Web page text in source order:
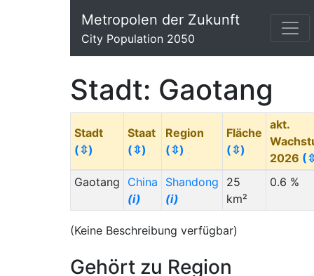
Metropolen der Zukunft
City Population 2050
Stadt: Gaotang
Stadt
(⇳)
Staat
(⇳)
Region
(⇳)
Fläche
(⇳)
akt.
2026
Gaotang
China
(i)
Shandong
(i)
25
km²
0.6 %
(Keine Beschreibung verfügbar)
Gehört zu Region